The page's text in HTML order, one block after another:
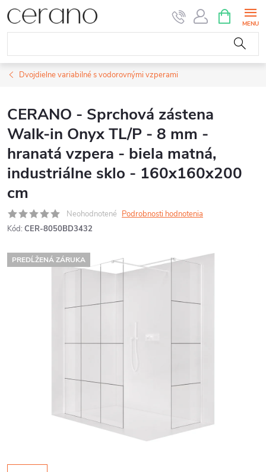
Prejsť
na
obsah
KOŠÍK
Dvojdielne variabilné s vodorovnými vzperami
CERANO - Sprchová zástena
Walk-in Onyx TL/P - 8 mm -
hranatá vzpera - biela matná,
industriálne sklo - 160x160x200
cm
Neohodnotené Podrobnosti hodnotenia
Kód: CER-8050BD3432
PREDĹŽENÁ ZÁRUKA